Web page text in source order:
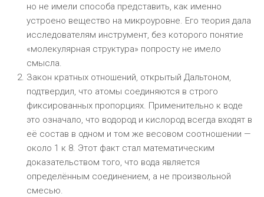
но не имели способа представить, как именно
устроено вещество на микроуровне. Его теория дала
исследователям инструмент, без которого понятие
«молекулярная структура» попросту не имело
смысла.
Закон кратных отношений, открытый Дальтоном,
подтвердил, что атомы соединяются в строго
фиксированных пропорциях. Применительно к воде
это означало, что водород и кислород всегда входят в
её состав в одном и том же весовом соотношении —
около 1 к 8. Этот факт стал математическим
доказательством того, что вода является
определённым соединением, а не произвольной
смесью.